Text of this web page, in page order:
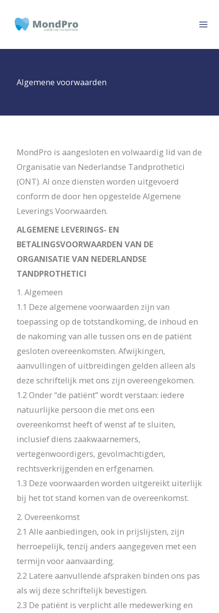
naar
inhoud
Algemene voorwaarden
MondPro is aangesloten en volwaardig lid van de
Organisatie van Nederlandse Tandprothetici
(ONT). Al onze diensten worden uitgevoerd
conform de door hen opgestelde Algemene
Leverings Voorwaarden.
ALGEMENE LEVERINGS- EN
BETALINGSVOORWAARDEN VAN DE
ORGANISATIE VAN NEDERLANDSE
TANDPROTHETICI
1. Algemeen
1.1 Deze algemene voorwaarden zijn van
toepassing op de totstandkoming, de inhoud en
de nakoming van alle tussen ons en de patiënt
gesloten overeenkomsten. Afwijkingen,
aanvullingen of uitbreidingen gelden alleen als
deze schriftelijk met ons zijn overeengekomen.
1.2 Onder “de patiënt” wordt verstaan: iedere
natuurlijke persoon die met ons een
overeenkomst heeft of wenst af te sluiten,
inclusief diens zaakwaarnemers,
vertegenwoordigers, gevolmachtigden,
rechtsverkrijgenden en erfgenamen.
1.3 Deze voorwaarden worden uitgereikt uiterlijk
bij het tot stand komen van de overeenkomst.
2. Overeenkomst
2.1 Alle aanbiedingen, ook in prijslijsten, zijn
herroepelijk, tenzij anders aangegeven met een
termijn voor aanvaarding.
2.2 Latere aanvullende afspraken binden ons pas
als wij deze schriftelijk bevestigen.
2.3 De patiënt is verplicht alle medewerking en